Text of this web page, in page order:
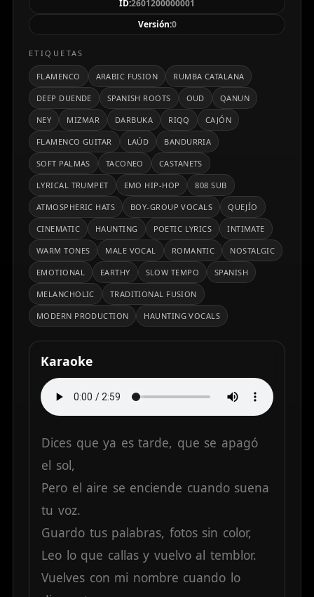
etéreos), un sutil solo de trompeta lírica, y coros
angelicales, logrando un equilibrio entre la tradición
y la innovación con un tono cálido, terrenal y
evocador.
ID:2601200000001
Versión:0
ETIQUETAS
FLAMENCO ARABIC FUSION RUMBA CATALANA
DEEP DUENDE SPANISH ROOTS OUD QANUN
NEY MIZMAR DARBUKA RIQQ CAJÓN
FLAMENCO GUITAR LAÚD BANDURRIA
SOFT PALMAS TACONEO CASTANETS
LYRICAL TRUMPET EMO HIP-HOP 808 SUB
ATMOSPHERIC HATS BOY-GROUP VOCALS QUEJÍO
CINEMATIC HAUNTING POETIC LYRICS INTIMATE
WARM TONES MALE VOCAL ROMANTIC NOSTALGIC
EMOTIONAL EARTHY SLOW TEMPO SPANISH
MELANCHOLIC TRADITIONAL FUSION
MODERN PRODUCTION HAUNTING VOCALS
Karaoke
Dices que ya es tarde, que se apagó
el sol,
Pero el aire se enciende cuando suena
tu voz.
Guardo tus palabras, fotos sin color,
Leo lo que callas y vuelvo al temblor.
Vuelves con mi nombre cuando lo